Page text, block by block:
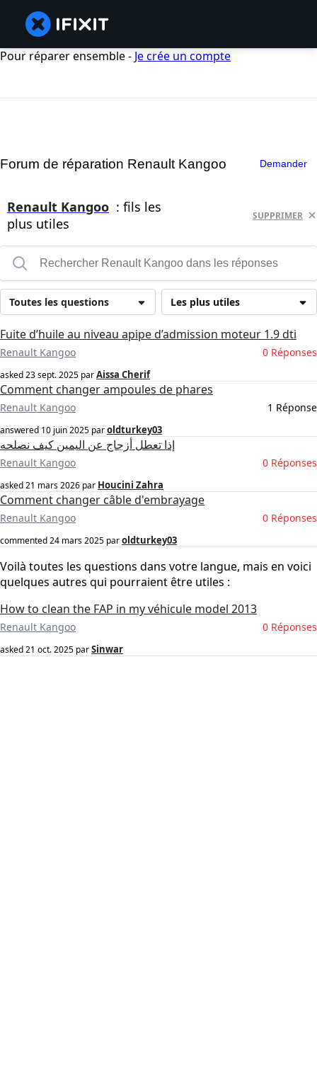
Pour réparer ensemble - Je crée un compte
Forum de réparation Renault Kangoo Demander
Renault Kangoo : fils les
plus utiles
SUPPRIMER
Les plus utiles
Toutes les questions
Fuite d’huile au niveau apipe d’admission moteur 1.9 dti
Renault Kangoo 0 Réponses
asked23 sept. 2025 parAissa Cherif
Comment changer ampoules de phares
Renault Kangoo 1 Réponse
answered 10 juin 2025 paroldturkey03
إذا تعطل أزجاج عن اليمين كيف نصلحه
Renault Kangoo 0 Réponses
asked21 mars 2026 par Houcini Zahra
Comment changer câble d'embrayage
Renault Kangoo 0 Réponses
commented24 mars 2025 paroldturkey03
Voilà toutes les questions dans votre langue, mais en voici
quelques autres qui pourraient être utiles :
How to clean the FAP in my véhicule model 2013
Renault Kangoo 0 Réponses
asked21 oct. 2025 parSinwar